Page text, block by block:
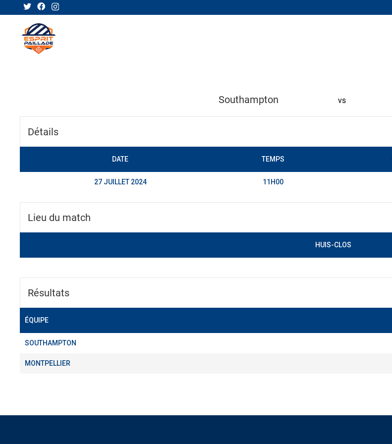
Southampton vs
Détails
DATE TEMPS
27 JUILLET 2024 11H00
Lieu du match
HUIS-CLOS
Résultats
ÉQUIPE
SOUTHAMPTON
MONTPELLIER